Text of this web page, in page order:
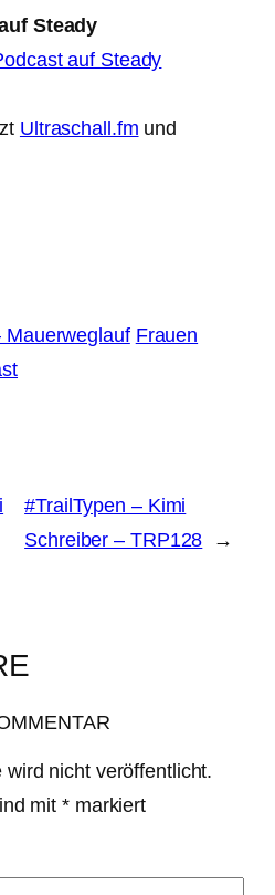
Steady
auf Steady
Ultraschall.fm und
Mauerweglauf Frauen
#TrailTypen – Kimi
Schreiber – TRP128
→
nicht veröffentlicht.
mit *markiert